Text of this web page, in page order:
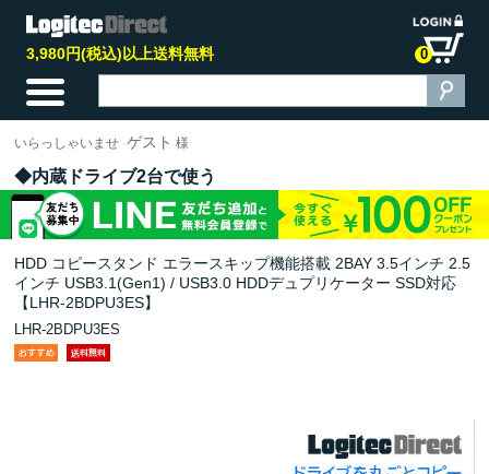
3,980円(税込)以上送料無料 0
いらっしゃいませ ゲスト 様
内蔵ドライブ2台で使う
HDD コピースタンド エラースキップ機能搭載 2BAY 3.5インチ 2.5
インチ USB3.1(Gen1) / USB3.0 HDDデュプリケーター SSD対応
【LHR-2BDPU3ES】
LHR-2BDPU3ES